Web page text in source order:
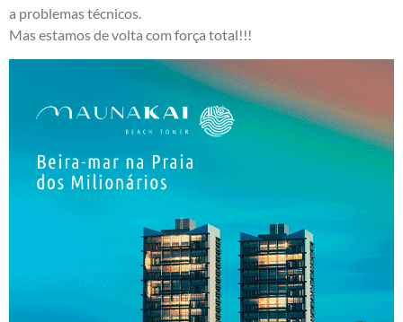
a problemas técnicos.
Mas estamos de volta com força total!!!